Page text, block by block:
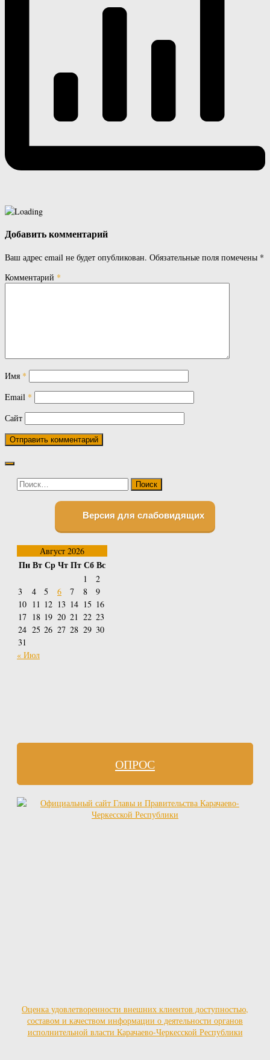
Добавить комментарий
Ваш адрес email не будет опубликован. Обязательные поля помечены *
Комментарий *
Имя *
Email *
Сайт
Найти:
Версия для слабовидящих
Август 2026
ПнВтСрЧтПтСбВс
1
2
3
4 5 6 7 8
9
10 11 12 13 14 15 16
17 18 19 20 21 22 23
24 25 26 27 28 29 30
31
« Июл
ОПРОС
Оценка удовлетворенности внешних клиентов доступностью,
составом и качеством информации о деятельности органов
исполнительной власти Карачаево-Черкесской Республики